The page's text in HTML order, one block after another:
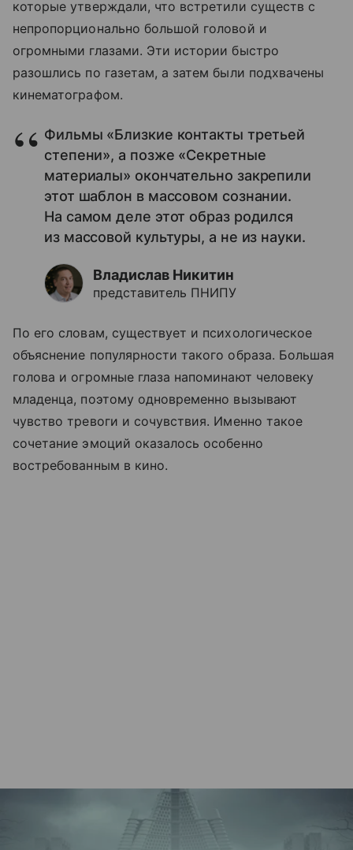
которые утверждали, что встретили существ с
непропорционально большой головой и
огромными глазами. Эти истории быстро
разошлись по газетам, а затем были подхвачены
кинематографом.
Фильмы «Близкие контакты третьей
степени», а позже «Секретные
материалы» окончательно закрепили
этот шаблон в массовом сознании.
На самом деле этот образ родился
из массовой культуры, а не из науки.
Владислав Никитин
представитель ПНИПУ
По его словам, существует и психологическое
объяснение популярности такого образа. Большая
голова и огромные глаза напоминают человеку
младенца, поэтому одновременно вызывают
чувство тревоги и сочувствия. Именно такое
сочетание эмоций оказалось особенно
востребованным в кино.